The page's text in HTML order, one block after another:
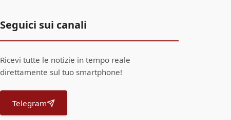
Seguici sui canali
Ricevi tutte le notizie in tempo reale
direttamente sul tuo smartphone!
Telegram